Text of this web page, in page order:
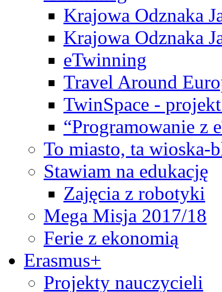
Krajowa Odznaka
Krajowa Odznaka
eTwinning
Travel Around
TwinSpace -
“Programowanie z
To miasto, ta wioska-
Stawiam na edukację
Zajęcia z robotyki
Mega Misja 2017/18
Ferie z ekonomią
Erasmus+
Projekty nauczycieli